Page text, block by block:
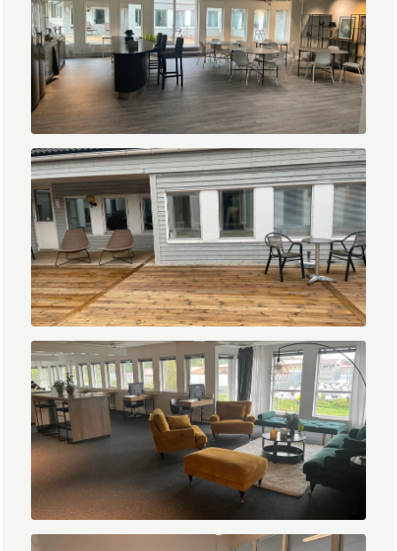
IMG_1405.JPEG
IMG_1406.JPEG
IMG_1410.JPEG